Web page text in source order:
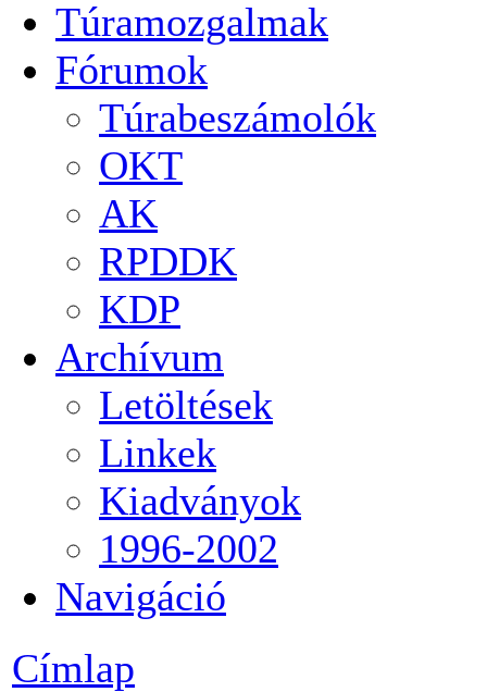
Túramozgalmak
Fórumok
Túrabeszámolók
OKT
AK
RPDDK
KDP
Archívum
Letöltések
Linkek
Kiadványok
1996-2002
Navigáció
Címlap